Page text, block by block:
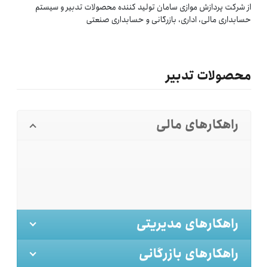
از شرکت پردازش موازی سامان تولید کننده محصولات تدبیر و سیستم
حسابداری مالی، اداری، بازرگانی و حسابداری صنعتی
محصولات تدبیر
راهکارهای مالی
راهکارهای مدیریتی
راهکارهای بازرگانی